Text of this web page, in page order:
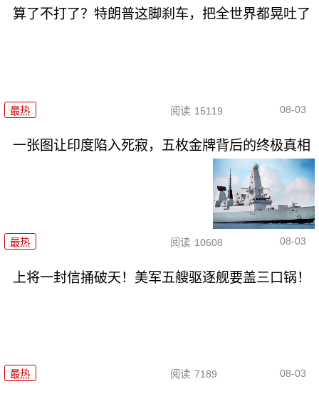
算了不打了？特朗普这脚刹车，把全世界都晃吐了
最热 阅读 15119 08-03
一张图让印度陷入死寂，五枚金牌背后的终极真相
最热 阅读 10608 08-03
上将一封信捅破天！美军五艘驱逐舰要盖三口锅！
最热 阅读 7189 08-03